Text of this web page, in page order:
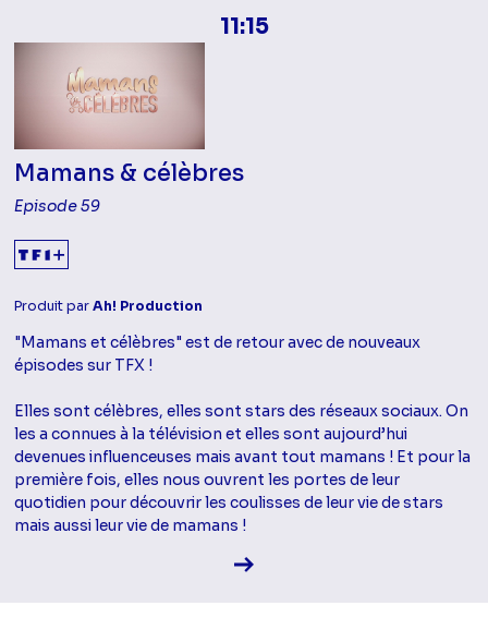
11:15
Mamans & célèbres
Episode 59
Produit parAh! Production
"Mamans et célèbres" est de retour avec de nouveaux
épisodes sur TFX !
Elles sont célèbres, elles sont stars des réseaux sociaux. On
les a connues à la télévision et elles sont aujourd’hui
devenues influenceuses mais avant tout mamans ! Et pour la
première fois, elles nous ouvrent les portes de leur
quotidien pour découvrir les coulisses de leur vie de stars
mais aussi leur vie de mamans !
Voir la fiche diffusion